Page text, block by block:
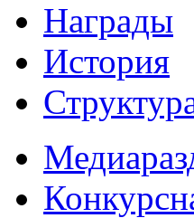
Награды
История